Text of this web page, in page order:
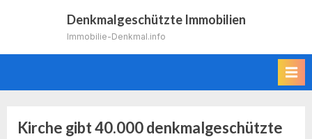
Denkmalgeschützte Immobilien
Immobilie-Denkmal.info
Kirche gibt 40.000 denkmalgeschützte